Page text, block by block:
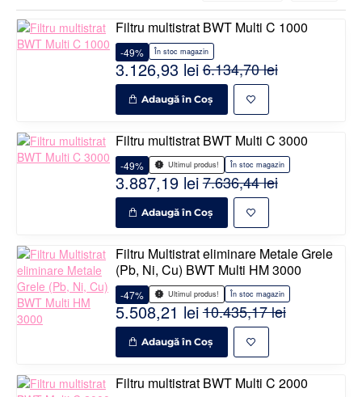
Filtru multistrat BWT Multi C 1000
În stoc magazin
-49%
3.126,93 lei6.134,70 lei
Adaugă în Coş
Filtru multistrat BWT Multi C 3000
Ultimul produs! În stoc magazin
-49%
3.887,19 lei7.636,44 lei
Adaugă în Coş
Filtru Multistrat eliminare Metale Grele
(Pb, Ni, Cu) BWT Multi HM 3000
Ultimul produs! În stoc magazin
-47%
5.508,21 lei10.435,17 lei
Adaugă în Coş
Filtru multistrat BWT Multi C 2000